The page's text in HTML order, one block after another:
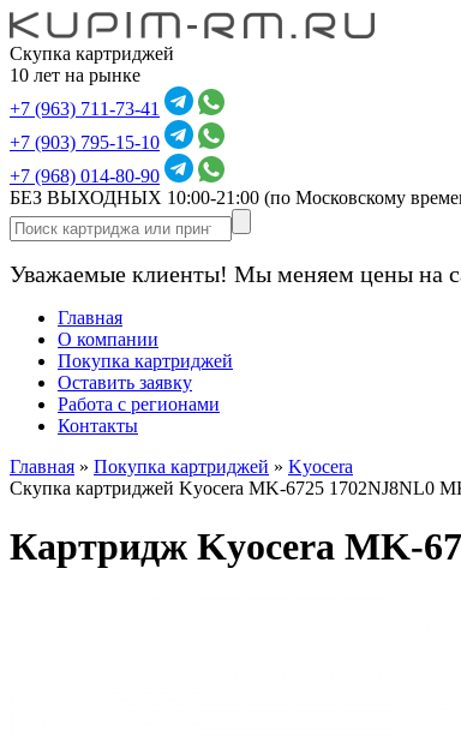
Скупка картриджей
10 лет на рынке
+7 (963) 711-73-41
+7 (903) 795-15-10
+7 (968) 014-80-90
БЕЗ ВЫХОДНЫХ 10:00-21:00 (по Московскому
Уважаемые клиенты! Мы меняем цены на
Главная
О компании
Покупка картриджей
Оставить заявку
Работа с регионами
Контакты
Главная » Покупка картриджей » Kyocera
Скупка картриджей Kyocera MK-6725 1702NJ8NL0
Картридж Kyocera MK-